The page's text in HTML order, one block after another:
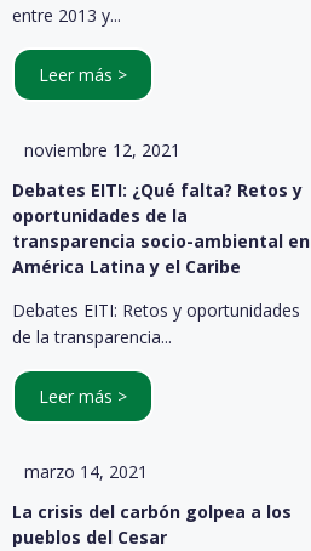
entre 2013 y...
Leer más >
noviembre 12, 2021
Debates EITI: ¿Qué falta? Retos y
oportunidades de la
transparencia socio-ambiental en
América Latina y el Caribe
Debates EITI: Retos y oportunidades
de la transparencia...
Leer más >
marzo 14, 2021
La crisis del carbón golpea a los
pueblos del Cesar